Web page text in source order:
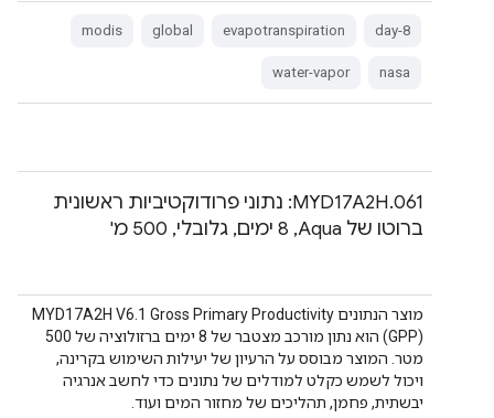
8-day
evapotranspiration
global
modis
nasa
water-vapor
‫MYD17A2H.061: נתוני פרודוקטיביות ראשונית
ברוטו של Aqua,‏ 8 ימים, גלובלי, 500 מ'
מוצר הנתונים MYD17A2H V6.1 Gross Primary Productivity
(GPP) הוא נתון מורכב מצטבר של 8 ימים ברזולוציה של 500
מטר. המוצר מבוסס על הרעיון של יעילות השימוש בקרינה,
ויכול לשמש כקלט למודלים של נתונים כדי לחשב אנרגיה
יבשתית, פחמן, תהליכים של מחזור המים ועוד.